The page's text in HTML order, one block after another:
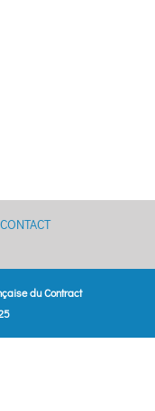
CONTACT
du Contract